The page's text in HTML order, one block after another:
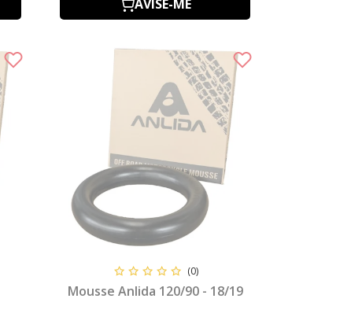
AVISE-ME
(0)
Mousse Anlida 120/90 - 18/19